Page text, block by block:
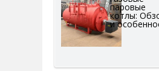
паровые
котлы:
и